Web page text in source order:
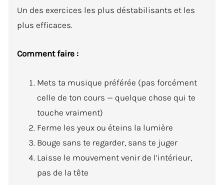
Un des exercices les plus déstabilisants et les
plus efficaces.
Comment faire :
Mets ta musique préférée (pas forcément
celle de ton cours — quelque chose qui te
touche vraiment)
Ferme les yeux ou éteins la lumière
Bouge sans te regarder, sans te juger
Laisse le mouvement venir de l’intérieur,
pas de la tête